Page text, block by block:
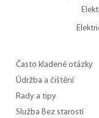
Často kladené otázky
Údržba a čištění
Rady a tipy
Služba Bez starostí